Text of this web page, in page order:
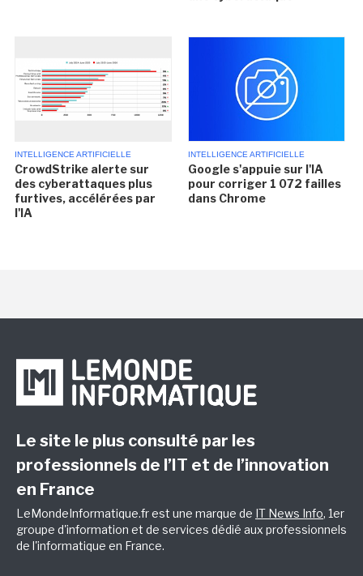
INTELLIGENCE ARTIFICIELLE
CrowdStrike alerte sur
des cyberattaques plus
furtives, accélérées par
l'IA
INTELLIGENCE ARTIFICIELLE
Google s'appuie sur l'IA
pour corriger 1 072 failles
dans Chrome
Le site le plus consulté par les
professionnels de l’IT et de l’innovation
en France
LeMondeInformatique.fr est une marque de IT News Info, 1er
groupe d'information et de services dédié aux professionnels
de l'informatique en France.